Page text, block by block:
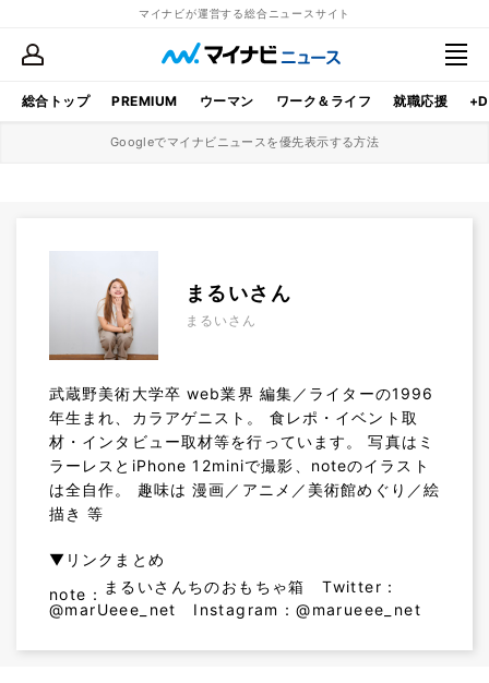
マイナビが運営する総合ニュースサイト
総合トップ PREMIUM ウーマン ワーク＆ライフ 就職応援
Googleでマイナビニュースを優先表示する方法
まるいさん
まるいさん
武蔵野美術大学卒 web業界 編集／ライターの1996
年生まれ、カラアゲニスト。 食レポ・イベント取
材・インタビュー取材等を行っています。 写真はミ
ラーレスとiPhone 12miniで撮影、noteのイラスト
は全自作。 趣味は 漫画／アニメ／美術館めぐり／絵
描き 等
▼リンクまとめ
note： まるいさんちのおもちゃ箱
Twitter：
@marUeee_net
Instagram：@marueee_net